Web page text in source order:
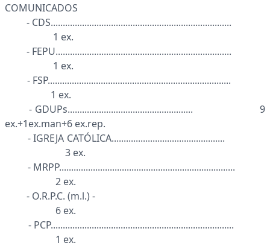
COMUNICADOS
- CDS...........................................................................
1 ex.
- FEPU.........................................................................
1 ex.
- FSP............................................................................
1 ex.
- GDUPs.................................................... 9
ex.+1ex.man+6 ex.rep.
- IGREJA CATÓLICA...............................................
3 ex.
- MRPP.........................................................................
2 ex.
- O.R.P.C. (m.l.) -
6 ex.
- PCP............................................................................
1 ex.